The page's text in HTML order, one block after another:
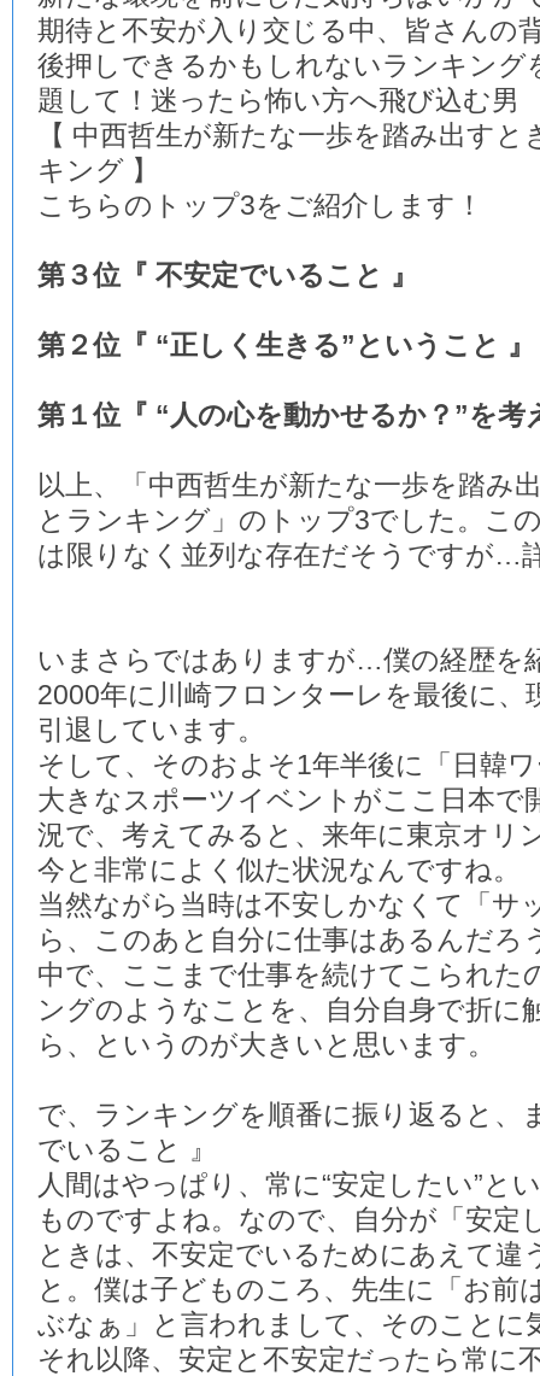
期待と不安が入り交じる中、皆さんの
後押しできるかもしれないランキング
題して！迷ったら怖い方へ飛び込む男
【 中西哲生が新たな一歩を踏み出す
キング 】
こちらのトップ3をご紹介します！
第３位『 不安定でいること 』
第２位『 “正しく生きる”ということ 』
第１位『 “人の心を動かせるか？”を考
以上、「中西哲生が新たな一歩を踏み
とランキング」のトップ3でした。こ
は限りなく並列な存在だそうですが…
いまさらではありますが…僕の経歴を
2000年に川崎フロンターレを最後に、
引退しています。
そして、そのおよそ1年半後に「日韓
大きなスポーツイベントがここ日本
況で、考えてみると、来年に東京オリ
今と非常によく似た状況なんですね。
当然ながら当時は不安しかなくて「サ
ら、このあと自分に仕事はあるんだろ
中で、ここまで仕事を続けてこられた
ングのようなことを、自分自身で折に
ら、というのが大きいと思います。
で、ランキングを順番に振り返ると、
でいること 』
人間はやっぱり、常に“安定したい”と
ものですよね。なので、自分が「安定
ときは、不安定でいるためにあえて違
と。僕は子どものころ、先生に「お前
ぶなぁ」と言われまして、そのことに
それ以降、安定と不安定だったら常に